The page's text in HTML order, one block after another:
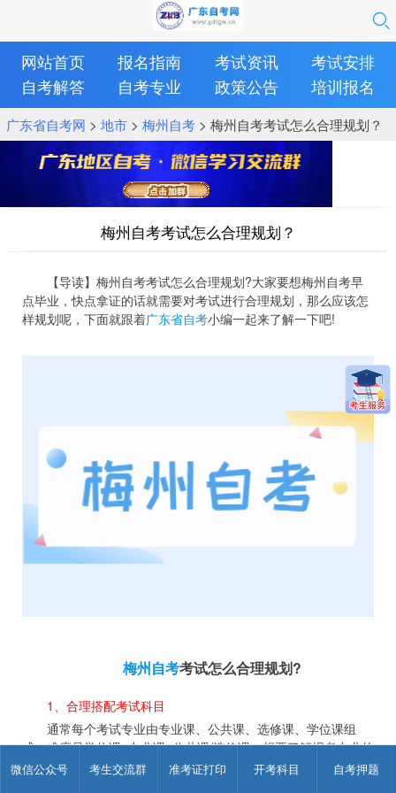
微信公众号 考生交流群 准考证打印 开考科目 自考押题
网站首页 报名指南 考试资讯
考试安排
自考解答
自考专业 政策公告 培训报名
广东省自考网 > 地市> 梅州自考> 梅州自考考试怎么合理规划？
梅州自考考试怎么合理规划？
【导读】梅州自考考试怎么合理规划?大家要想梅州自考早
点毕业，快点拿证的话就需要对考试进行合理规划，那么应该怎
样规划呢，下面就跟着广东省自考小编一起来了解一下吧!
梅州自考考试怎么合理规划?
1、合理搭配考试科目
通常每个考试专业由专业课、公共课、选修课、学位课组
成。难度是学位课>专业课>公共课/选修课，想要了解报考专业的
考试计划，可以前往各地教育考试院官网查看，便于提前做报考